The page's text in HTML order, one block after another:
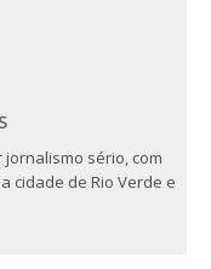
sério, com
cidade de Rio Verde e